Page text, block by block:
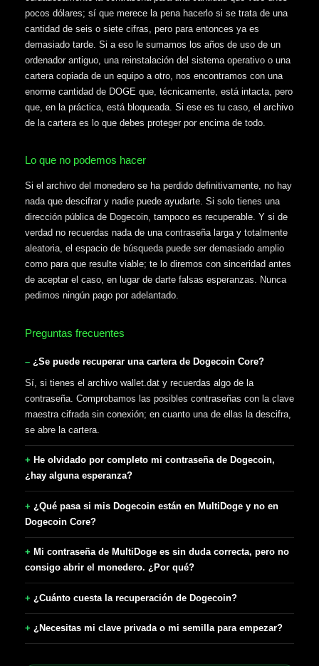
pocos dólares; sí que merece la pena hacerlo si se trata de una
cantidad de seis o siete cifras, pero para entonces ya es
demasiado tarde. Si a eso le sumamos los años de uso de un
ordenador antiguo, una reinstalación del sistema operativo o una
cartera copiada de un equipo a otro, nos encontramos con una
enorme cantidad de DOGE que, técnicamente, está intacta, pero
que, en la práctica, está bloqueada. Si ese es tu caso, el archivo
de la cartera es lo que debes proteger por encima de todo.
Lo que no podemos hacer
Si el archivo del monedero se ha perdido definitivamente, no hay
nada que descifrar y nadie puede ayudarte. Si solo tienes una
dirección pública de Dogecoin, tampoco es recuperable. Y si de
verdad no recuerdas nada de una contraseña larga y totalmente
aleatoria, el espacio de búsqueda puede ser demasiado amplio
como para que resulte viable; te lo diremos con sinceridad antes
de aceptar el caso, en lugar de darte falsas esperanzas. Nunca
pedimos ningún pago por adelantado.
Preguntas frecuentes
¿Se puede recuperar una cartera de Dogecoin Core?
Sí, si tienes el archivo wallet.dat y recuerdas algo de la
contraseña. Comprobamos las posibles contraseñas con la clave
maestra cifrada sin conexión; en cuanto una de ellas la descifra,
se abre la cartera.
He olvidado por completo mi contraseña de Dogecoin,
¿hay alguna esperanza?
¿Qué pasa si mis Dogecoin están en MultiDoge y no en
Dogecoin Core?
Mi contraseña de MultiDoge es sin duda correcta, pero no
consigo abrir el monedero. ¿Por qué?
¿Cuánto cuesta la recuperación de Dogecoin?
¿Necesitas mi clave privada o mi semilla para empezar?